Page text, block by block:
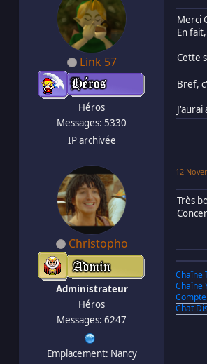
Link 57
Héros
Messages: 5330
IP archivée
Merci
En
Cette
Bref,
Christopho
Administrateur
Héros
Messages: 6247
Emplacement: Nancy
12
Très
Chaîne
Chaîne
Chat